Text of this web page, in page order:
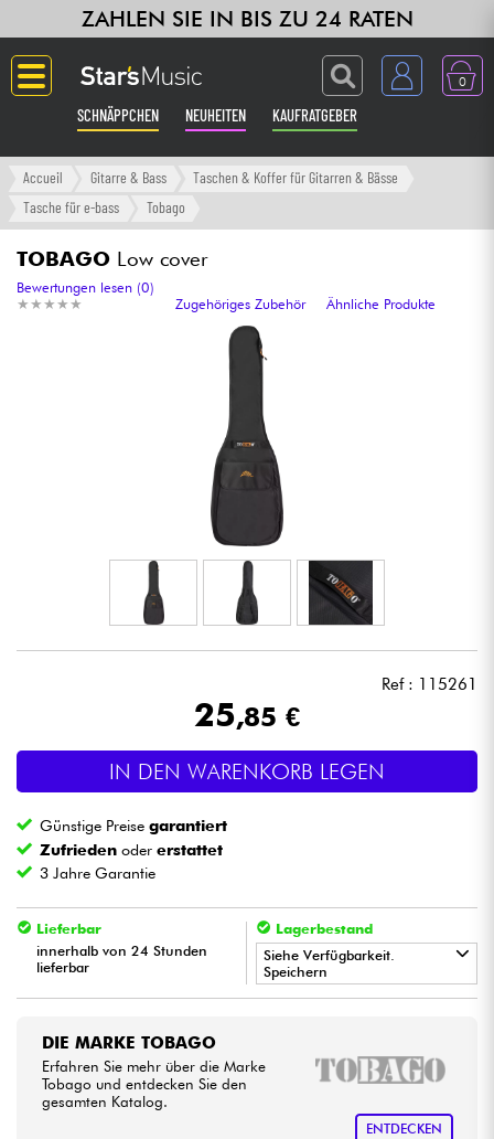
ZAHLEN SIE IN BIS ZU 24 RATEN
0
SCHNÄPPCHEN NEUHEITEN KAUFRATGEBER
Langue
Verstärker & Effekte
Licht
Blasinstrumente
Violinen & Quartett
Kabel & Zubehöre
HiFi
Accueil Gitarre & Bass
Taschen & Koffer für Gitarren & Bässe
Tasche für e-bass
Tobago
TOBAGO Low cover
★ ★ ★ ★ ★
★ ★ ★ ★ ★
Bewertungen lesen (0)
Zugehöriges Zubehör
Ähnliche Produkte
Ref : 115261
25,85 €
IN DEN WARENKORB LEGEN
Günstige Preisegarantiert
Zufrieden odererstattet
3 Jahre Garantie
Lieferbar
innerhalb von 24 Stunden
lieferbar
Lagerbestand
Siehe Verfügbarkeit.
Speichern
Star SMusicPARIS
DIE MARKE TOBAGO
Erfahren Sie mehr über die Marke
Tobago und entdecken Sie den
gesamten Katalog.
ENTDECKEN